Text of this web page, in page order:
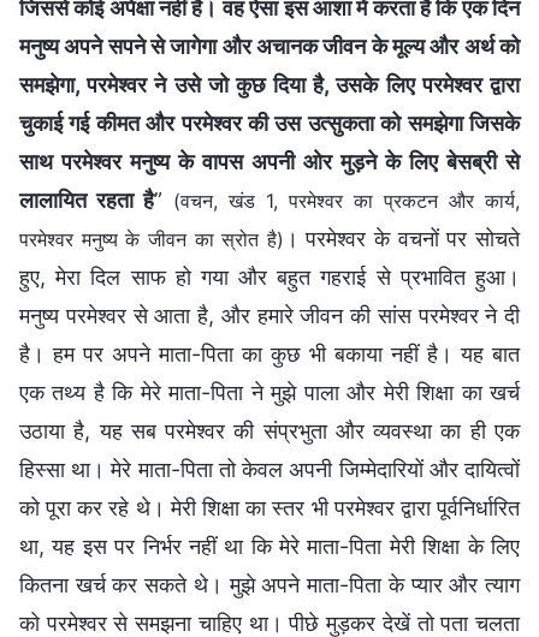
जिससे कोई अपेक्षा नहीं है। वह ऐसा इस आशा में करता है कि एक दिन
मनुष्य अपने सपने से जागेगा और अचानक जीवन के मूल्य और अर्थ को
समझेगा, परमेश्वर ने उसे जो कुछ दिया है, उसके लिए परमेश्वर द्वारा
चुकाई गई कीमत और परमेश्वर की उस उत्सुकता को समझेगा जिसके
साथ परमेश्वर मनुष्य के वापस अपनी ओर मुड़ने के लिए बेसब्री से
लालायित रहता है” (वचन, खंड 1, परमेश्वर का प्रकटन और कार्य,
परमेश्वर मनुष्य के जीवन का स्रोत है) । परमेश्वर के वचनों पर सोचते
हुए, मेरा दिल साफ हो गया और बहुत गहराई से प्रभावित हुआ।
मनुष्य परमेश्वर से आता है, और हमारे जीवन की सांस परमेश्वर ने दी
है। हम पर अपने माता-पिता का कुछ भी बकाया नहीं है। यह बात
एक तथ्य है कि मेरे माता-पिता ने मुझे पाला और मेरी शिक्षा का खर्च
उठाया है, यह सब परमेश्वर की संप्रभुता और व्यवस्था का ही एक
हिस्सा था। मेरे माता-पिता तो केवल अपनी जिम्मेदारियों और दायित्वों
को पूरा कर रहे थे। मेरी शिक्षा का स्तर भी परमेश्वर द्वारा पूर्वनिर्धारित
था, यह इस पर निर्भर नहीं था कि मेरे माता-पिता मेरी शिक्षा के लिए
कितना खर्च कर सकते थे। मुझे अपने माता-पिता के प्यार और त्याग
को परमेश्वर से समझना चाहिए था। पीछे मुड़कर देखें तो पता चलता